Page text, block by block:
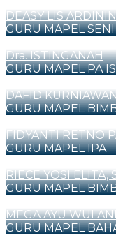
DEASY LIS
GURU MAPEL
Dra. ISTINGANAH
GURU MAPEL PA
DAFID
GURU MAPEL
FIDYANTI RETNO
GURU MAPEL IPA
RIECE YOSI ELITA,
GURU MAPEL
MEGA AYU
GURU MAPEL